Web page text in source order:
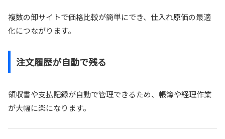
複数の卸サイトで価格比較が簡単にでき、仕入れ原価の最適
化につながります。
注文履歴が自動で残る
領収書や支払記録が自動で管理できるため、帳簿や経理作業
が大幅に楽になります。